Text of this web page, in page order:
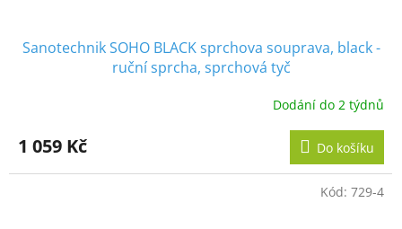
Sanotechnik SOHO BLACK sprchova souprava, black -
ruční sprcha, sprchová tyč
Dodání do 2 týdnů
1 059 Kč Do košíku
Kód: 729-4